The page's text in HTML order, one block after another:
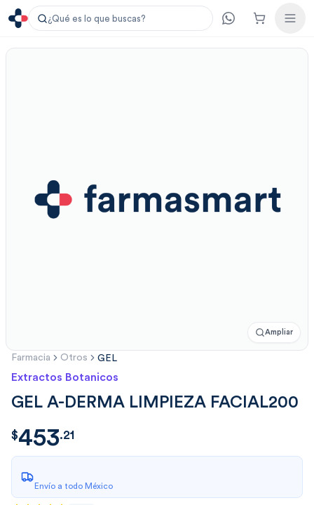
¿Qué es lo que buscas?
Ampliar
Farmacia Otros GEL
Extractos Botanicos
GEL A-DERMA LIMPIEZA FACIAL200
$453.21
$453.21
Envío a todo México